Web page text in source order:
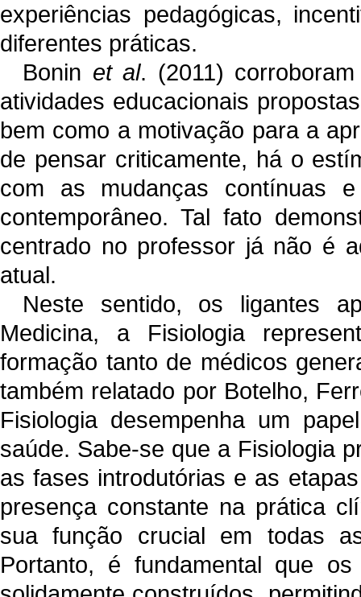
experiências pedagógicas,
diferentes práticas.
Bonin et al. (2011)
atividades educacionais
bem como a motivação para a
de pensar criticamente, há o
com as mudanças contínuas
contemporâneo. Tal fato
centrado no professor já não é
atual.
Neste sentido, os ligantes
Medicina, a Fisiologia
formação tanto de médicos
também relatado por Botelho,
Fisiologia desempenha um
saúde. Sabe-se que a Fisiologia
as fases introdutórias e as
presença constante na prática
sua função crucial em todas
Portanto, é fundamental que